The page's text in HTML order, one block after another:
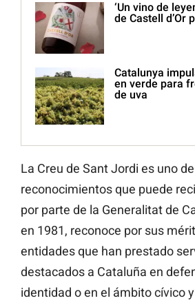
‘Un vino de
de Castell d’Or
Catalunya
en verde para
de uva
La Creu de Sant Jordi es uno
reconocimientos que puede
por parte de la Generalitat de
en 1981, reconoce por sus
entidades que han prestado
destacados a Cataluña en
identidad o en el ámbito cívico